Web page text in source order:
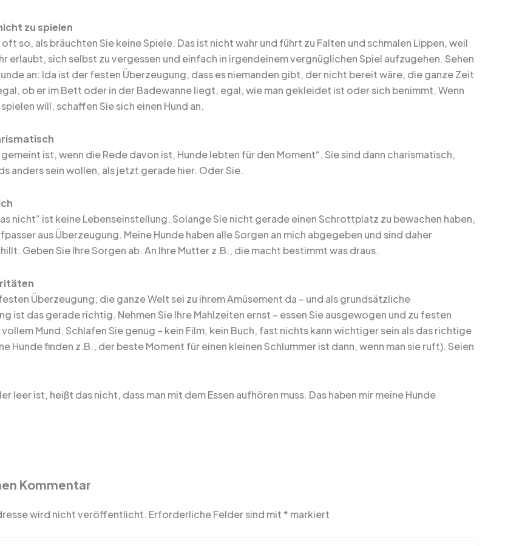
zu spielen
so, als bräuchten Sie keine Spiele. Das ist nicht wahr und führt zu Falten und schmalen Lippen, weil
erlaubt, sich selbst zu vergessen und einfach in irgendeinem vergnüglichen Spiel aufzugehen. Sehen
an: Ida ist der festen Überzeugung, dass es niemanden gibt, der nicht bereit wäre, die ganze Zeit
ob er im Bett oder in der Badewanne liegt, egal, wie man gekleidet ist oder sich benimmt. Wenn
will, schaffen Sie sich einen Hund an.
ist, wenn die Rede davon ist, Hunde lebten für den Moment“. Sie sind dann charismatisch,
anders sein wollen, als jetzt gerade hier. Oder Sie.
nicht“ ist keine Lebenseinstellung. Solange Sie nicht gerade einen Schrottplatz zu bewachen haben,
aus Überzeugung. Meine Hunde haben alle Sorgen an mich abgegeben und sind daher
Geben Sie Ihre Sorgen ab. An Ihre Mutter z.B., die macht bestimmt was draus.
Überzeugung, die ganze Welt sei zu ihrem Amüsement da – und als grundsätzliche
ist das gerade richtig. Nehmen Sie Ihre Mahlzeiten ernst – essen Sie ausgewogen und zu festen
Mund. Schlafen Sie genug – kein Film, kein Buch, fast nichts kann wichtiger sein als das richtige
Hunde finden z.B., der beste Moment für einen kleinen Schlummer ist dann, wenn man sie ruft). Seien
leer ist, heißt das nicht, dass man mit dem Essen aufhören muss. Das haben mir meine Hunde
Kommentar
wird nicht veröffentlicht. Erforderliche Felder sind mit* markiert